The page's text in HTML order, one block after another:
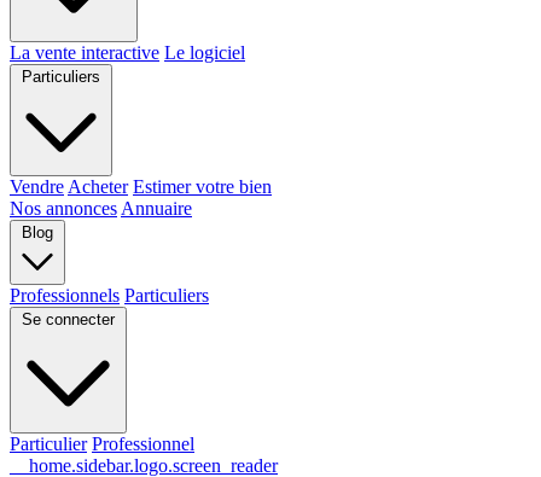
La vente interactive Le logiciel
Particuliers
Vendre Acheter Estimer votre bien
Nos annonces Annuaire
Blog
Professionnels Particuliers
Se connecter
Particulier Professionnel
__home.sidebar.logo.screen_reader